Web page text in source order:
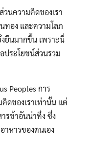
นความคิดของเรา
ทอง และความโลภ
ยืนมากขึ้น เพราะนี่
ประโยชน์ส่วนรวม
Peoples การ
ดของเราเท่านั้น แต่
รช้าอันน่าทึ่ง ซึ่ง
หารของตนเอง